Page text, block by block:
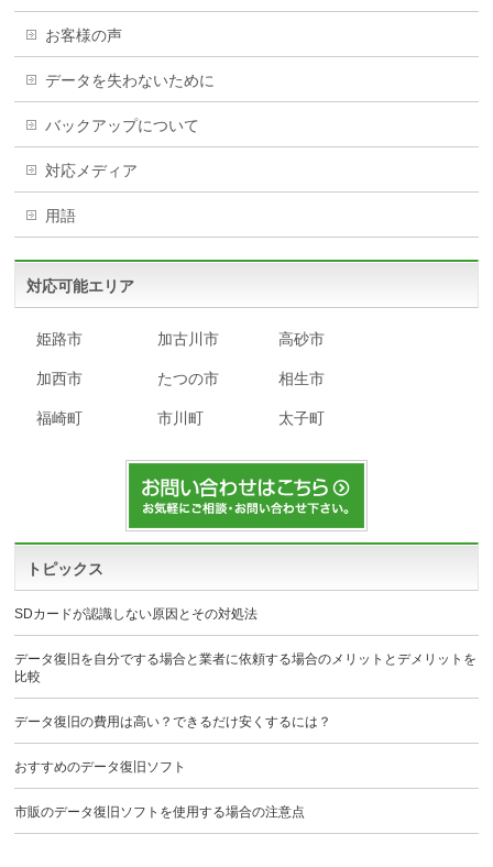
お客様の声
データを失わないために
バックアップについて
対応メディア
用語
対応可能エリア
姫路市 加古川市 高砂市
加西市 たつの市 相生市
福崎町 市川町 太子町
トピックス
SDカードが認識しない原因とその対処法
データ復旧を自分でする場合と業者に依頼する場合のメリットとデメリットを
比較
データ復旧の費用は高い？できるだけ安くするには？
おすすめのデータ復旧ソフト
市販のデータ復旧ソフトを使用する場合の注意点